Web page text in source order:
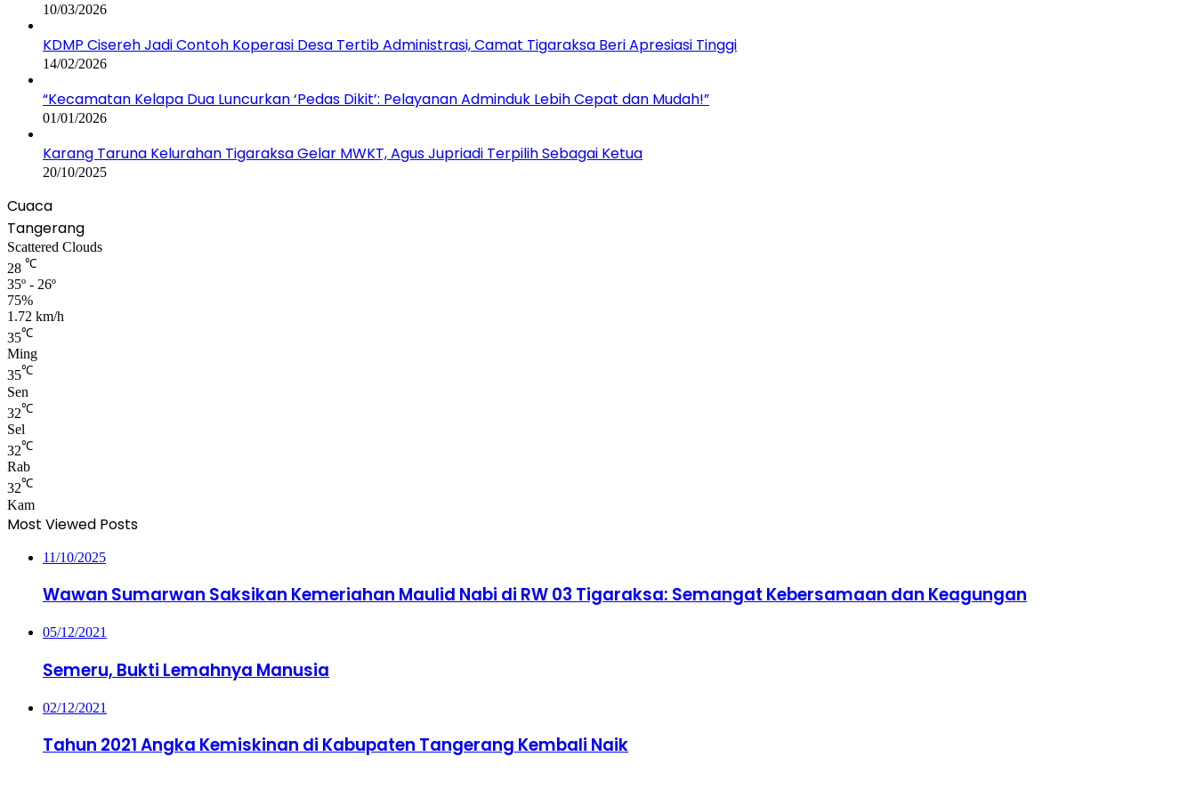
10/03/2026
KDMP Cisereh Jadi Contoh Koperasi Desa Tertib Administrasi, Camat Tigaraksa Beri Apresiasi Tinggi
14/02/2026
“Kecamatan Kelapa Dua Luncurkan ‘Pedas Dikit’: Pelayanan Adminduk Lebih Cepat dan Mudah!”
01/01/2026
Karang Taruna Kelurahan Tigaraksa Gelar MWKT, Agus Jupriadi Terpilih Sebagai Ketua
20/10/2025
Cuaca
Tangerang
Scattered Clouds
28 ℃
35º - 26º
75%
1.72 km/h
35℃
Ming
35℃
Sen
32℃
Sel
32℃
Rab
32℃
Kam
Most Viewed Posts
11/10/2025
Wawan Sumarwan Saksikan Kemeriahan Maulid Nabi di RW 03 Tigaraksa: Semangat Kebersamaan dan Keagungan
05/12/2021
Semeru, Bukti Lemahnya Manusia
02/12/2021
Tahun 2021 Angka Kemiskinan di Kabupaten Tangerang Kembali Naik